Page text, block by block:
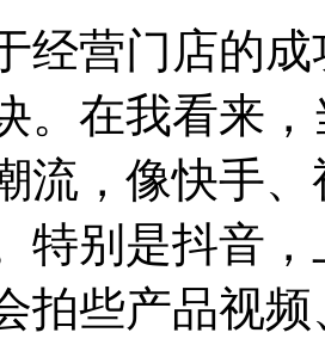
经营门店的
。在我看来
流，像快手
特别是抖音
拍些产品视